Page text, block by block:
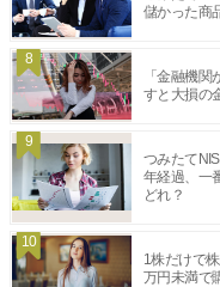
儲かった商
8
「金融機
すと大損の
9
つみたて
年経過、一
どれ？
10
1株だけで
万円未満で